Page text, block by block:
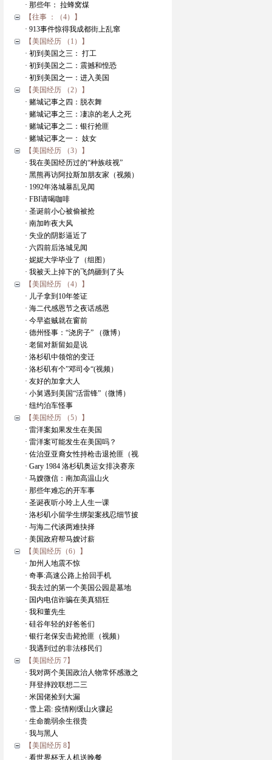
· 那些年： 拉蜂窝煤
【往事 ：（4）】
· 913事件惊得我成都街上乱窜
【美国经历 （1）】
· 初到美国之三： 打工
· 初到美国之二：震撼和惶恐
· 初到美国之一：进入美国
【美国经历 （2）】
· 赌城记事之四：脱衣舞
· 赌城记事之三：凄凉的老人之死
· 赌城记事之二：银行抢匪
· 赌城记事之一： 妓女
【美国经历 （3）】
· 我在美国经历过的“种族歧视”
· 黑熊再访阿拉斯加朋友家（视频）
· 1992年洛城暴乱见闻
· FBI请喝咖啡
· 圣诞前小心被偷被抢
· 南加昨夜大风
· 失业的阴影逼近了
· 六四前后洛城见闻
· 妮妮大学毕业了（组图）
· 我被天上掉下的飞鸽砸到了头
【美国经历 （4）】
· 儿子拿到10年签证
· 海二代感恩节之夜话感恩
· 今早盗贼就在窗前
· 德州怪事：“浇房子” （微博）
· 老留对新留如是说
· 洛杉矶中领馆的变迁
· 洛杉矶有个”邓司令“(视频）
· 友好的加拿大人
· 小舅遇到美国“活雷锋”（微博）
· 纽约泊车怪事
【美国经历 （5）】
· 雷洋案如果发生在美国
· 雷洋案可能发生在美国吗？
· 佐治亚亚裔女性持枪击退抢匪（视
· Gary 1984 洛杉矶奥运女排决赛亲
· 马嫂微信：南加高温山火
· 那些年难忘的开车事
· 圣诞夜听小玲上人生一课
· 洛杉矶小留学生绑架案残忍细节披
· 与海二代谈两难抉择
· 美国政府帮马嫂讨薪
【美国经历（6）】
· 加州人地震不惊
· 奇事:高速公路上拾回手机
· 我去过的第一个美国公园是墓地
· 国内电信诈骗在美真猖狂
· 我和董先生
· 硅谷年轻的好爸爸们
· 银行老保安击毙抢匪（视频）
· 我遇到过的非法移民们
【美国经历 7】
· 我对两个美国政治人物常怀感激之
· 拜登摔跤联想二三
· 米国佬捡到大漏
· 雪上霜: 疫情刚缓山火骤起
· 生命脆弱余生很贵
· 我与黑人
【美国经历 8】
· 看世界杯无人机送晚餐